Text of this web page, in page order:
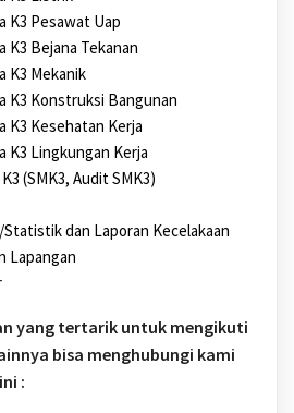
K3 Pesawat Uap
K3 Bejana Tekanan
K3 Mekanik
K3 Konstruksi Bangunan
K3 Kesehatan Kerja
K3 Lingkungan Kerja
(SMK3, Audit SMK3)
Statistik dan Laporan Kecelakaan
Lapangan
yang tertarik untuk mengikuti
bisa menghubungi kami
: